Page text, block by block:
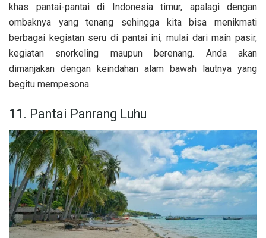
khas pantai-pantai di Indonesia timur, apalagi dengan
ombaknya yang tenang sehingga kita bisa menikmati
berbagai kegiatan seru di pantai ini, mulai dari main pasir,
kegiatan snorkeling maupun berenang. Anda akan
dimanjakan dengan keindahan alam bawah lautnya yang
begitu mempesona.
11. Pantai Panrang Luhu